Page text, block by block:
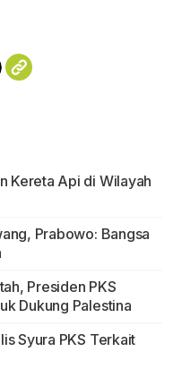
Kereta Api di Wilayah
Prabowo: Bangsa
Presiden PKS
Dukung Palestina
Syura PKS Terkait